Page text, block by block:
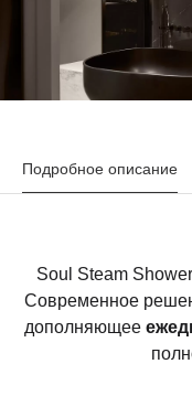
Подробное описание
Soul Steam
Современное
дополняющее